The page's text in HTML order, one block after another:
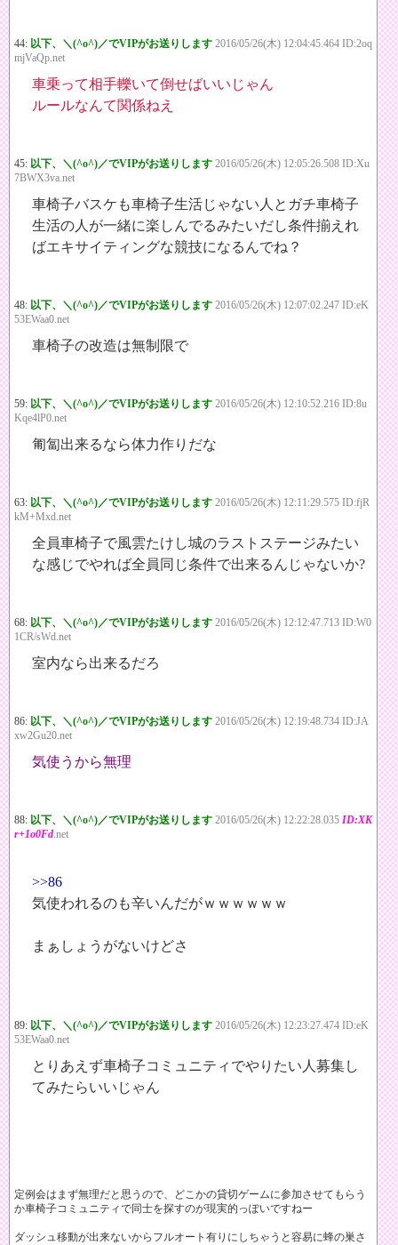
44: 以下、＼(^o^)／でVIPがお送りします 2016/05/26(木) 12:04:45.464 ID:2oq
mjVaQp.net
車乗って相手轢いて倒せばいいじゃん
ルールなんて関係ねえ
45: 以下、＼(^o^)／でVIPがお送りします 2016/05/26(木) 12:05:26.508 ID:Xu
7BWX3va.net
車椅子バスケも車椅子生活じゃない人とガチ車椅子
生活の人が一緒に楽しんでるみたいだし条件揃えれ
ばエキサイティングな競技になるんでね？
48: 以下、＼(^o^)／でVIPがお送りします 2016/05/26(木) 12:07:02.247 ID:eK
53EWaa0.net
車椅子の改造は無制限で
59: 以下、＼(^o^)／でVIPがお送りします 2016/05/26(木) 12:10:52.216 ID:8u
Kqe4lP0.net
匍匐出来るなら体力作りだな
63: 以下、＼(^o^)／でVIPがお送りします 2016/05/26(木) 12:11:29.575 ID:fjR
kM+Mxd.net
全員車椅子で風雲たけし城のラストステージみたい
な感じでやれば全員同じ条件で出来るんじゃないか?
68: 以下、＼(^o^)／でVIPがお送りします 2016/05/26(木) 12:12:47.713 ID:W0
1CR/sWd.net
室内なら出来るだろ
86: 以下、＼(^o^)／でVIPがお送りします 2016/05/26(木) 12:19:48.734 ID:JA
xw2Gu20.net
気使うから無理
88: 以下、＼(^o^)／でVIPがお送りします 2016/05/26(木) 12:22:28.035 ID:XK
r+1o0Fd.net
>>86
気使われるのも辛いんだがｗｗｗｗｗｗ
まぁしょうがないけどさ
89: 以下、＼(^o^)／でVIPがお送りします 2016/05/26(木) 12:23:27.474 ID:eK
53EWaa0.net
とりあえず車椅子コミュニティでやりたい人募集し
てみたらいいじゃん
定例会はまず無理だと思うので、どこかの貸切ゲームに参加させてもらう
か車椅子コミュニティで同士を探すのが現実的っぽいですねー
ダッシュ移動が出来ないからフルオート有りにしちゃうと容易に蜂の巣さ